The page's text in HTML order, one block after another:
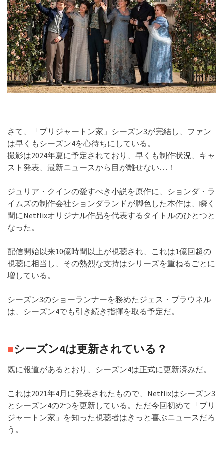
さて、「ブリジャートン家」シーズン3が完結し、ファン
は早くもシーズン4を心待ちにしている。
撮影は2024年夏に予定されており、早くも制作状況、キャ
スト発表、最新ニュースから目が離せない…！
ジュリア・クインの愛すべき小説を原作に、ションダ・ラ
イムズの制作会社ションダランドが脚色した本作は、瞬く
間にNetflixオリジナル作品を代表するタイトルのひとつと
なった。
配信開始以来10億時間以上が視聴され、これは1億回超の
視聴に相当し、その熱烈な支持はシリーズを重ねるごとに
増している。
シーズン3のショーランナーを務めたジェス・ブラウネル
は、シーズン4でも引き続き指揮を取る予定だ。
■シーズン4は更新されている？
既に報道があるとおり、シーズン4は正式に更新済みだ。
これは2021年4月に発表されたもので、Netflixはシーズン3
とシーズン4の2つを更新している。ただ今回初めて「ブリ
ジャートン家」を知った視聴者はきっと喜ぶニュースだろ
う。